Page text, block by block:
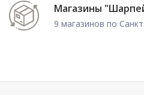
Магазины
9 магазинов по